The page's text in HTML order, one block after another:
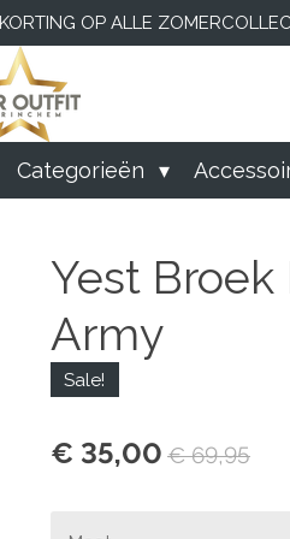
OP ALLE
Categorieën
Yest Broek
Army
Sale!
€ 35,00 € 69,95